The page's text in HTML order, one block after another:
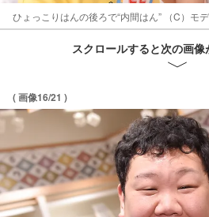
ひょっこりはんの後ろで“内間はん” （C）モ
スクロールすると次の画
( 画像16/21 )